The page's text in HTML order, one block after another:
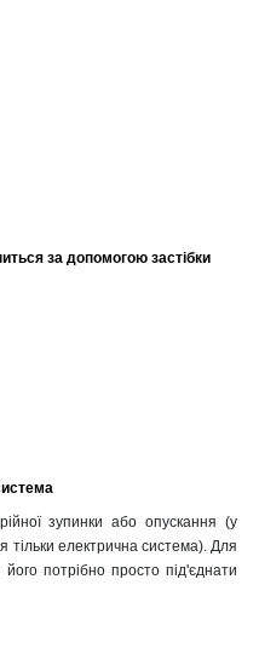
за допомогою застібки
зупинки або опускання (у
тільки електрична система). Для
потрібно просто під'єднати